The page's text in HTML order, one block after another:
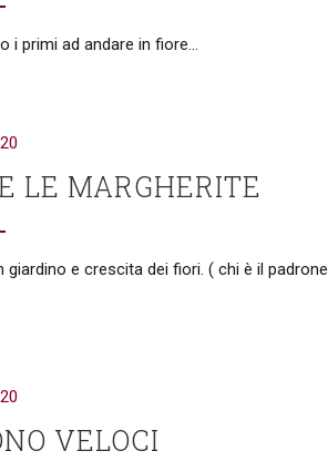
i primi ad andare in fiore...
LE MARGHERITE
e crescita dei fiori. ( chi è il padrone
VELOCI